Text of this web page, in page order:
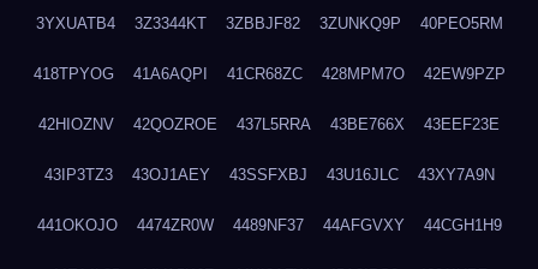
3YXUATB4 3Z3344KT 3ZBBJF82 3ZUNKQ9P 40PEO5RM
418TPYOG 41A6AQPI 41CR68ZC 428MPM7O 42EW9PZP
42HIOZNV 42QOZROE 437L5RRA 43BE766X 43EEF23E
43IP3TZ3 43OJ1AEY 43SSFXBJ 43U16JLC 43XY7A9N
441OKOJO 4474ZR0W 4489NF37 44AFGVXY 44CGH1H9